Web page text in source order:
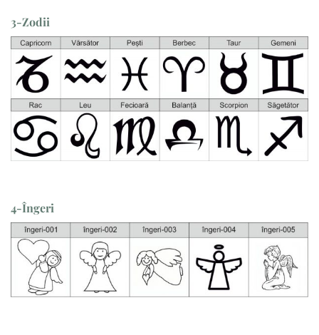
3-Zodii
4-Îngeri